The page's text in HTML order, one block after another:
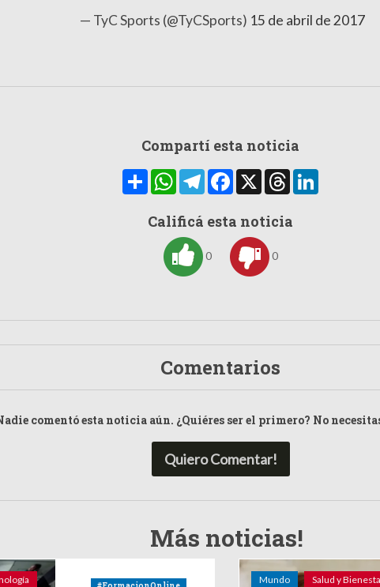
— TyC Sports (@TyCSports) 15 de abril de 2017
Compartí esta noticia
CompartirWhatsAppTelegramFacebook
X Threads
Calificá esta noticia
0 0
Comentarios
comentó esta noticia aún. ¿Quiéres ser el primero? No
Quiero Comentar!
Más noticias!
Mundo Salud y